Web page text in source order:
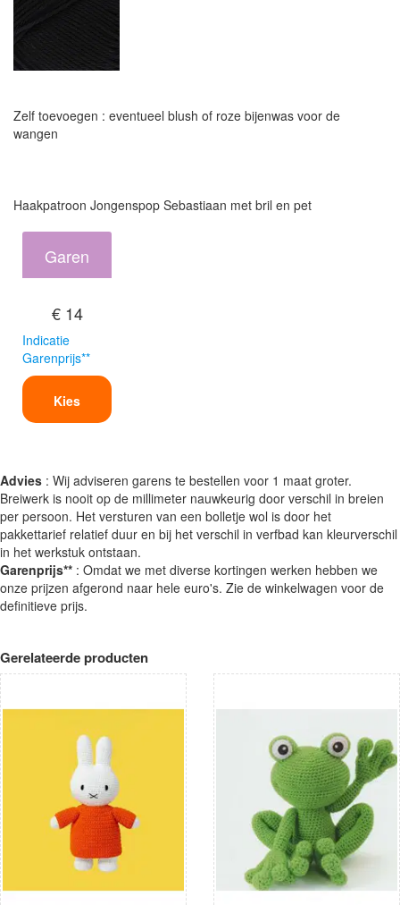
Zelf toevoegen : eventueel blush of roze bijenwas voor de
wangen
Haakpatroon Jongenspop Sebastiaan met bril en pet
Garen
€ 14
Indicatie
Garenprijs**
Kies
Advies : Wij adviseren garens te bestellen voor 1 maat groter.
Breiwerk is nooit op de millimeter nauwkeurig door verschil in breien
per persoon. Het versturen van een bolletje wol is door het
pakkettarief relatief duur en bij het verschil in verfbad kan kleurverschil
in het werkstuk ontstaan.
Garenprijs** : Omdat we met diverse kortingen werken hebben we
onze prijzen afgerond naar hele euro's. Zie de winkelwagen voor de
definitieve prijs.
Gerelateerde producten